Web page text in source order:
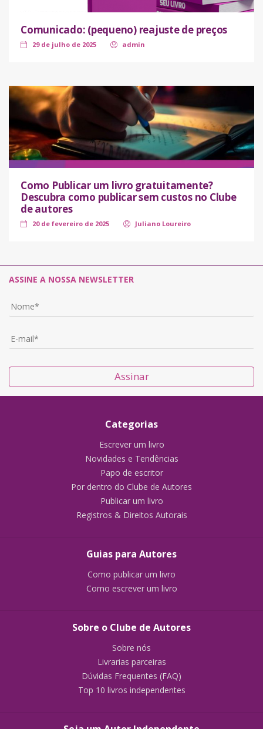
Comunicado: (pequeno) reajuste de preços
29 de julho de 2025 admin
Como Publicar um livro gratuitamente?
Descubra como publicar sem custos no Clube
de autores
20 de fevereiro de 2025 Juliano Loureiro
ASSINE A NOSSA NEWSLETTER
Assinar
Categorias
Escrever um livro
Novidades e Tendências
Papo de escritor
Por dentro do Clube de Autores
Publicar um livro
Registros & Direitos Autorais
Guias para Autores
Como publicar um livro
Como escrever um livro
Sobre o Clube de Autores
Sobre nós
Livrarias parceiras
Dúvidas Frequentes (FAQ)
Top 10 livros independentes